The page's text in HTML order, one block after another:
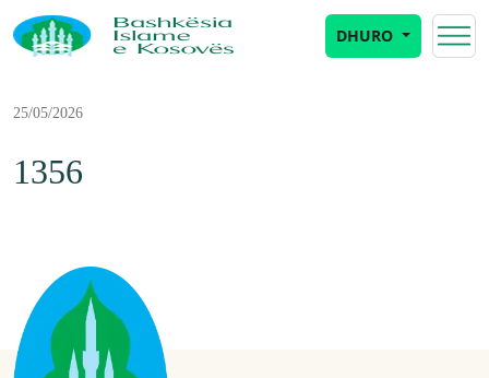
DHURO
25/05/2026
1356